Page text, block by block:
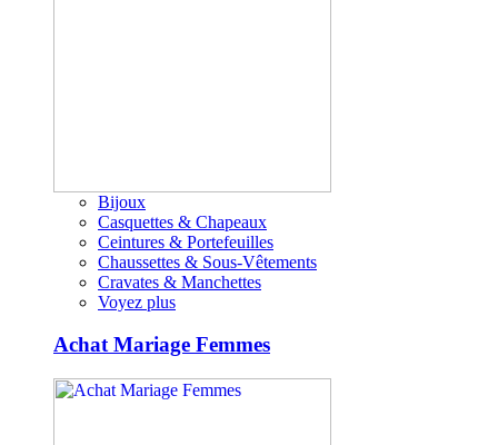
Bijoux
Casquettes & Chapeaux
Ceintures & Portefeuilles
Chaussettes & Sous-Vêtements
Cravates & Manchettes
Voyez plus
Achat Mariage Femmes